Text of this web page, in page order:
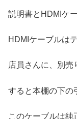
説明書とHDMIケ
HDMIケーブルは
店員さんに、別売
すると本棚の下の
このケーブルは純